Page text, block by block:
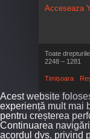
Acceseaza
Toate
2248 – 1281
Timișoara
Acest website
experiență mult mai
pentru creșterea
Continuarea
acordul dvs. privind